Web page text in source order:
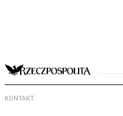
KONTAKT